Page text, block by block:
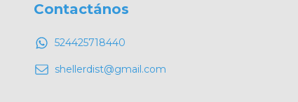
Contactános
524425718440
shellerdist@gmail.com